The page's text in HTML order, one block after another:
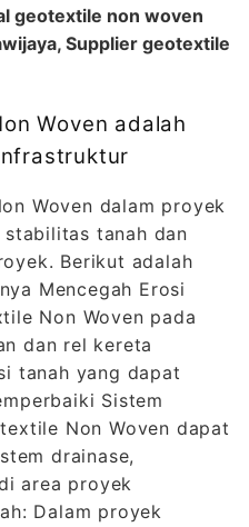
geotextile non woven
Supplier geotextile
Woven adalah
Woven dalam proyek
tanah dan
Berikut adalah
Mencegah Erosi
Non Woven pada
dan rel kereta
tanah yang dapat
Sistem
Non Woven dapat
drainase,
area proyek
Dalam proyek